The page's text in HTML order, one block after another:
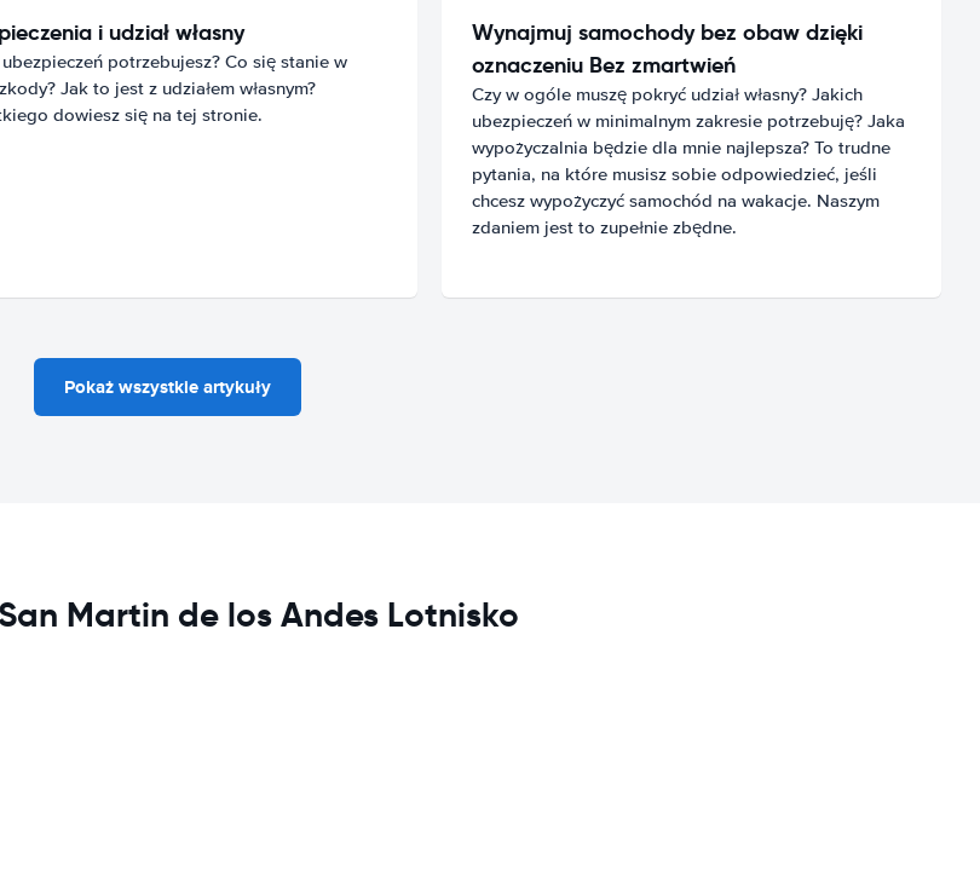
i udział własny
potrzebujesz? Co się stanie w
Jak to jest z udziałem własnym?
dowiesz się na tej stronie.
Wynajmuj samochody bez obaw dzięki
oznaczeniu Bez zmartwień
Czy w ogóle muszę pokryć udział własny? Jakich
ubezpieczeń w minimalnym zakresie potrzebuję? Jaka
wypożyczalnia będzie dla mnie najlepsza? To trudne
pytania, na które musisz sobie odpowiedzieć, jeśli
chcesz wypożyczyć samochód na wakacje. Naszym
zdaniem jest to zupełnie zbędne.
Pokaż wszystkie artykuły
Martin de los Andes Lotnisko